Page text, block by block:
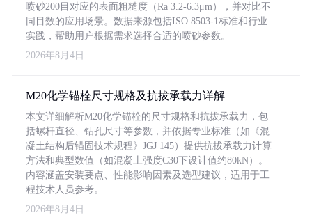
喷砂200目对应的表面粗糙度（Ra 3.2-6.3μm），并对比不
同目数的应用场景。数据来源包括ISO 8503-1标准和行业
实践，帮助用户根据需求选择合适的喷砂参数。
2026年8月4日
M20化学锚栓尺寸规格及抗拔承载力详解
本文详细解析M20化学锚栓的尺寸规格和抗拔承载力，包
括螺杆直径、钻孔尺寸等参数，并依据专业标准（如《混
凝土结构后锚固技术规程》JGJ 145）提供抗拔承载力计算
方法和典型数值（如混凝土强度C30下设计值约80kN）。
内容涵盖安装要点、性能影响因素及选型建议，适用于工
程技术人员参考。
2026年8月4日